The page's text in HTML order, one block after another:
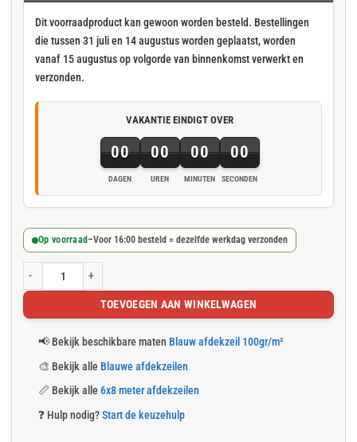
Dit voorraadproduct kan gewoon worden besteld. Bestellingen
die tussen 31 juli en 14 augustus worden geplaatst, worden
vanaf 15 augustus op volgorde van binnenkomst verwerkt en
verzonden.
VAKANTIE EINDIGT OVER
00
DAGEN
00
UREN
00
MINUTEN
00
SECONDEN
Op voorraad –Voor 16:00 besteld = dezelfde werkdag verzonden
Blauw afdekzeil 6x8m 100gr/m² aantal
TOEVOEGEN AAN WINKELWAGEN
📢 Bekijk beschikbare maten Blauw afdekzeil 100gr/m²
🎨 Bekijk alle Blauwe afdekzeilen
📏 Bekijk alle 6x8 meter afdekzeilen
❓ Hulp nodig? Start de keuzehulp